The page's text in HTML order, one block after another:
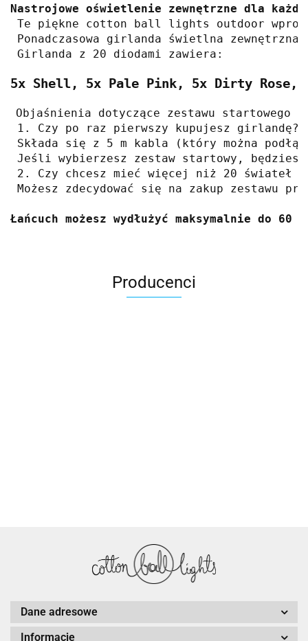
Nastrojowe oświetlenie zewnętrzne dla
Te piękne cotton ball lights outdoor
Ponadczasowa girlanda świetlna
Girlanda z 20 diodami zawiera:
5x Shell, 5x Pale Pink, 5x Dirty Rose,
Objaśnienia dotyczące zestawu startowego
1. Czy po raz pierwszy kupujesz
Składa się z 5 m kabla (który można
Jeśli wybierzesz zestaw startowy,
2. Czy chcesz mieć więcej niż 20 świateł w
Możesz zdecydować się na zakup zestawu
Łańcuch możesz wydłużyć maksymalnie do
Producenci
Dane adresowe
Informacje